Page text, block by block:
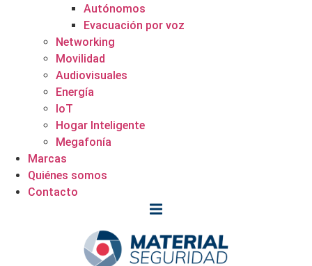
Autónomos
Evacuación por voz
Networking
Movilidad
Audiovisuales
Energía
IoT
Hogar Inteligente
Megafonía
Marcas
Quiénes somos
Contacto